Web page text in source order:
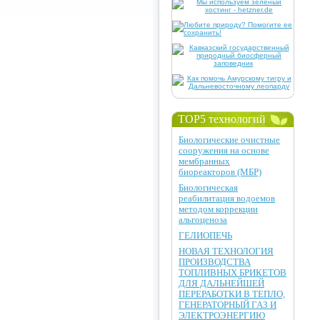
TOP5 технологий
Биологические очистные
сооружения на основе
мембранных
биореакторов (МБР)
Биологическая
реабилитация водоемов
методом коррекции
альгоценоза
ГЕЛИОПЕЧЬ
НОВАЯ ТЕХНОЛОГИЯ
ПРОИЗВОДСТВА
ТОПЛИВНЫХ БРИКЕТОВ
ДЛЯ ДАЛЬНЕЙШЕЙ
ПЕРЕРАБОТКИ В ТЕПЛО,
ГЕНЕРАТОРНЫЙ ГАЗ И
ЭЛЕКТРОЭНЕРГИЮ